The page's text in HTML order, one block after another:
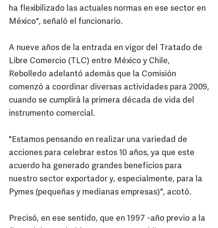
ha flexibilizado las actuales normas en ese sector en
México", señaló el funcionario.
A nueve años de la entrada en vigor del Tratado de
Libre Comercio (TLC) entre México y Chile,
Rebolledo adelantó además que la Comisión
comenzó a coordinar diversas actividades para 2009,
cuando se cumplirá la primera década de vida del
instrumento comercial.
"Estamos pensando en realizar una variedad de
acciones para celebrar estos 10 años, ya que este
acuerdo ha generado grandes beneficios para
nuestro sector exportador y, especialmente, para la
Pymes (pequeñas y medianas empresas)", acotó.
Precisó, en ese sentido, que en 1997 -año previo a la